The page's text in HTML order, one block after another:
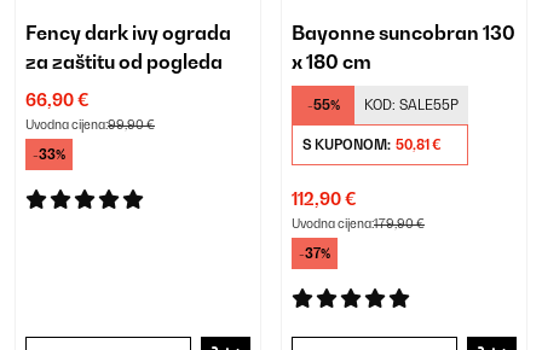
Fency dark ivy ograda
za zaštitu od pogleda
66,90 €
Uvodna cijena:99,90 €
-33%
Bayonne suncobran 130
x 180 cm
-55% KOD: SALE55P
S KUPONOM: 50,81 €
112,90 €
Uvodna cijena:179,90 €
-37%